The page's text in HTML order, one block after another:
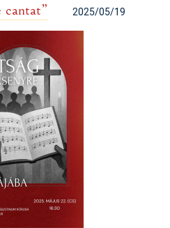
2025/05/19
cantat”